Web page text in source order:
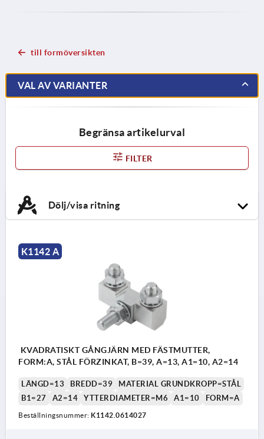
till formöversikten
VAL AV VARIANTER
Begränsa artikelurval
FILTER
Dölj/visa ritning
K1142 A
KVADRATISKT GÅNGJÄRN MED FÄSTMUTTER,
FORM:A, STÅL FÖRZINKAT, B=39, A=13, A1=10, A2=14
LÄNGD=13 BREDD=39
MATERIAL GRUNDKROPP=STÅL
B1=27
A2=14 YTTERDIAMETER=M6 A1=10 FORM=A
Beställningsnummer: K1142.0614027